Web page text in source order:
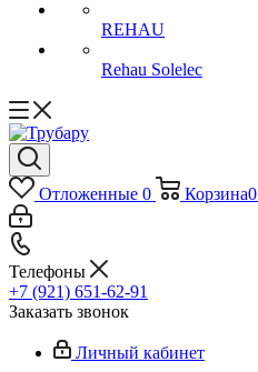
REHAU
Rehau Solelec
Отложенные 0 Корзина0
Телефоны
+7 (921) 651-62-91
Заказать звонок
Личный кабинет